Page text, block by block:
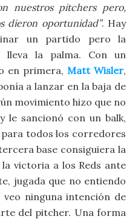
nuestros pitchers pero,
dieron oportunidad”. Hay
un partido pero la
lleva la palma. Con un
en primera, Matt Wisler,
a lanzar en la baja de
movimiento hizo que no
le sancionó con un balk,
para todos los corredores
base consiguiera la
victoria a los Reds ante
jugada que no entiendo
ninguna intención de
del pitcher. Una forma